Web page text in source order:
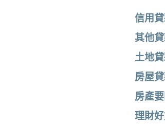
信用
其他
土地
房屋
房產
理財